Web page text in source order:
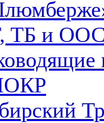
ТБ и ООС